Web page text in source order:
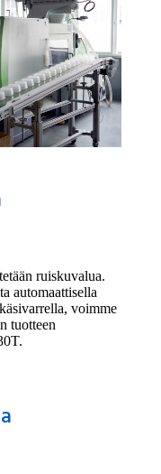
ruiskuvalua.
automaattisella
voimme
tuotteen